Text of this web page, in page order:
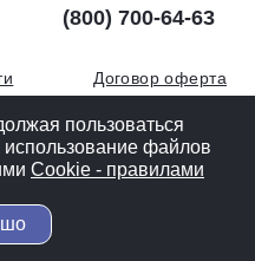
(800) 700-64-63
Договор оферта
СОУТ
версия
20 лет радуем Вас!
пользоваться
файлов
Cookiе - правилами